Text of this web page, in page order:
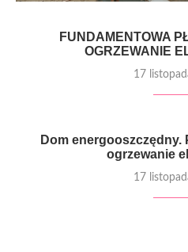
FUNDAMENTOWA
OGRZEWANIE
17
Dom energooszczędny.
ogrzewanie
17